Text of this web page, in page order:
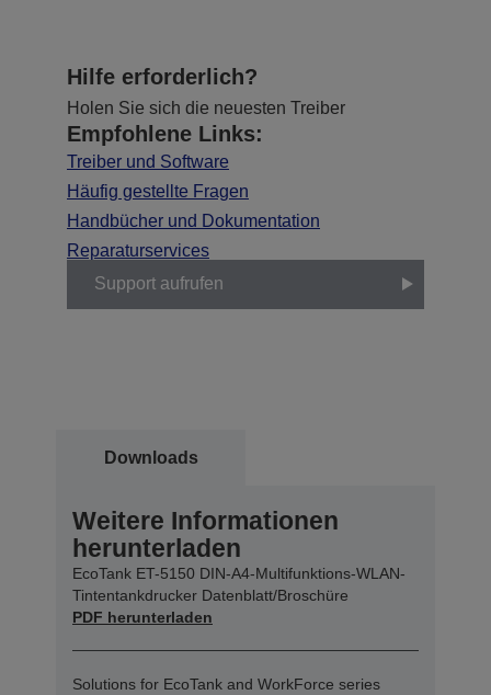
Hilfe erforderlich?
Holen Sie sich die neuesten Treiber
Empfohlene Links:
Treiber und Software
Häufig gestellte Fragen
Handbücher und Dokumentation
Reparaturservices
Support aufrufen
Downloads
Weitere Informationen
herunterladen
EcoTank ET-5150 DIN-A4-Multifunktions-WLAN-
Tintentankdrucker Datenblatt/Broschüre
PDF herunterladen
Solutions for EcoTank and WorkForce series